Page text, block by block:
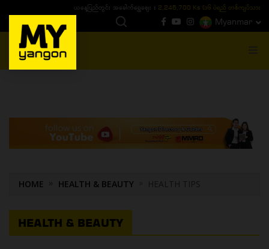
ယနေ့ပြည်တွင်း ၁၅ ပဲရည်ရွှေဈေး :3,770,000 - ပြင်ပပေါက်စျေး (၁၆ ပဲရည် တစ်ကျပ်
Myanmar
MENU
HOME HEALTH & BEAUTY HEALTH TIPS
HEALTH & BEAUTY